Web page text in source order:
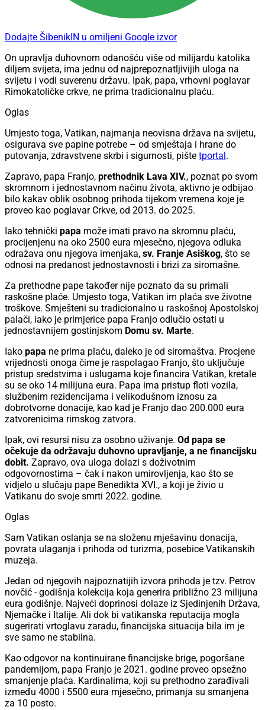
Dodajte ŠibenikIN u omiljeni Google izvor
On upravlja duhovnom odanošću više od milijardu katolika
diljem svijeta, ima jednu od najprepoznatljivijih uloga na
svijetu i vodi suverenu državu. Ipak, papa, vrhovni poglavar
Rimokatoličke crkve, ne prima tradicionalnu plaću.
Oglas
Umjesto toga, Vatikan, najmanja neovisna država na svijetu,
osigurava sve papine potrebe – od smještaja i hrane do
putovanja, zdravstvene skrbi i sigurnosti, pište tportal .
Zapravo, papa Franjo, prethodnik Lava XIV., poznat po svom
skromnom i jednostavnom načinu života, aktivno je odbijao
bilo kakav oblik osobnog prihoda tijekom vremena koje je
proveo kao poglavar Crkve, od 2013. do 2025.
Iako tehnički papa može imati pravo na skromnu plaću,
procijenjenu na oko 2500 eura mjesečno, njegova odluka
odražava onu njegova imenjaka, sv. Franje Asiškog, što se
odnosi na predanost jednostavnosti i brizi za siromašne.
Za prethodne pape također nije poznato da su primali
raskošne plaće. Umjesto toga, Vatikan im plaća sve životne
troškove. Smješteni su tradicionalno u raskošnoj Apostolskoj
palači, iako je primjerice papa Franjo odlučio ostati u
jednostavnijem gostinjskom Domu sv. Marte.
Iako papa ne prima plaću, daleko je od siromaštva. Procjene
vrijednosti onoga čime je raspolagao Franjo, što uključuje
pristup sredstvima i uslugama koje financira Vatikan, kretale
su se oko 14 milijuna eura. Papa ima pristup floti vozila,
službenim rezidencijama i velikodušnom iznosu za
dobrotvorne donacije, kao kad je Franjo dao 200.000 eura
zatvorenicima rimskog zatvora.
Ipak, ovi resursi nisu za osobno uživanje. Od papa se
očekuje da održavaju duhovno upravljanje, a ne financijsku
dobit. Zapravo, ova uloga dolazi s doživotnim
odgovornostima – čak i nakon umirovljenja, kao što se
vidjelo u slučaju pape Benedikta XVI., a koji je živio u
Vatikanu do svoje smrti 2022. godine.
Oglas
Sam Vatikan oslanja se na složenu mješavinu donacija,
povrata ulaganja i prihoda od turizma, posebice Vatikanskih
muzeja.
Jedan od njegovih najpoznatijih izvora prihoda je tzv. Petrov
novčić - godišnja kolekcija koja generira približno 23 milijuna
eura godišnje. Najveći doprinosi dolaze iz Sjedinjenih Država,
Njemačke i Italije. Ali dok bi vatikanska reputacija mogla
sugerirati vrtoglavu zaradu, financijska situacija bila im je
sve samo ne stabilna.
Kao odgovor na kontinuirane financijske brige, pogoršane
pandemijom, papa Franjo je 2021. godine proveo opsežno
smanjenje plaća. Kardinalima, koji su prethodno zarađivali
između 4000 i 5500 eura mjesečno, primanja su smanjena
za 10 posto.